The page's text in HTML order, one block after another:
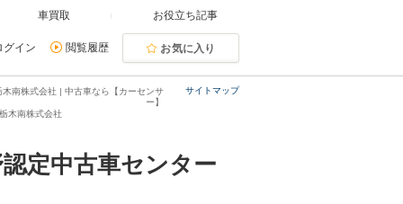
車買取 お役立ち記事
グイン 閲覧履歴 お気に入り
サイトマップ
南株式会社 | 中古車なら【カーセンサ
ー】
木南株式会社
定中古車センター